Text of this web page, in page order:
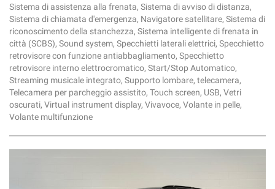
Sistema di assistenza alla frenata, Sistema di avviso di distanza,
Sistema di chiamata d'emergenza, Navigatore satellitare, Sistema di
riconoscimento della stanchezza, Sistema intelligente di frenata in
città (SCBS), Sound system, Specchietti laterali elettrici, Specchietto
retrovisore con funzione antiabbagliamento, Specchietto
retrovisore interno elettrocromatico, Start/Stop Automatico,
Streaming musicale integrato, Supporto lombare, telecamera,
Telecamera per parcheggio assistito, Touch screen, USB, Vetri
oscurati, Virtual instrument display, Vivavoce, Volante in pelle,
Volante multifunzione